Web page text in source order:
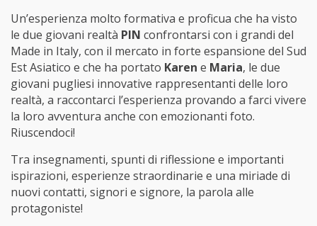
Un’esperienza molto formativa e proficua che ha visto
le due giovani realtà PIN confrontarsi con i grandi del
Made in Italy, con il mercato in forte espansione del Sud
Est Asiatico e che ha portato Karen e Maria, le due
giovani pugliesi innovative rappresentanti delle loro
realtà, a raccontarci l’esperienza provando a farci vivere
la loro avventura anche con emozionanti foto.
Riuscendoci!
Tra insegnamenti, spunti di riflessione e importanti
ispirazioni, esperienze straordinarie e una miriade di
nuovi contatti, signori e signore, la parola alle
protagoniste!